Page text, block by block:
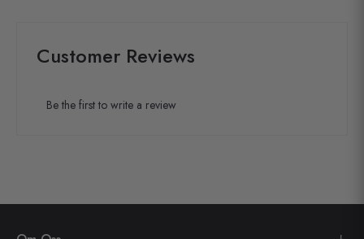
Customer Reviews
Be the first to write a review